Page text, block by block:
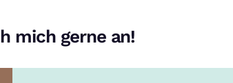
mich gerne an!